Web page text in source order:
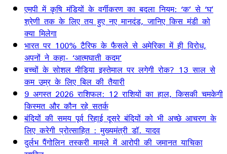
एमपी में कृषि मंडियों के वर्गीकरण का बदला नियम: ‘क’ से ‘घ’
श्रेणी तक के लिए तय हुए नए मानदंड, जानिए किस मंडी को
क्या मिलेगा
भारत पर 100% टैरिफ के फैसले से अमेरिका में ही विरोध,
अपनों ने कहा- ‘आत्मघाती कदम’
बच्चों के सोशल मीडिया इस्तेमाल पर लगेगी रोक? 13 साल से
कम उम्र के लिए बिल की तैयारी
9 अगस्त 2026 राशिफल: 12 राशियों का हाल, किसकी चमकेगी
किस्मत और कौन रहे सतर्क
बंदियों की समय पूर्व रिहाई दूसरे बंदियों को भी अच्छे आचरण के
लिए करेगी प्रोत्साहित : मुख्यमंत्री डॉ. यादव
दुर्लभ पैंगोलिन तस्करी मामले में आरोपी की जमानत याचिका